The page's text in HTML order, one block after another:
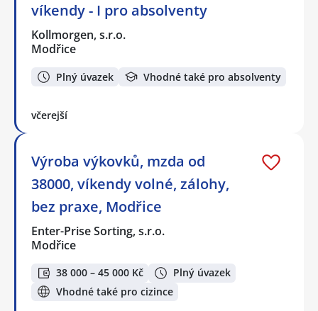
víkendy - I pro absolventy
Kollmorgen, s.r.o.
Modřice
Plný úvazek Vhodné také pro absolventy
včerejší
Výroba výkovků, mzda od
38000, víkendy volné, zálohy,
bez praxe, Modřice
Enter-Prise Sorting, s.r.o.
Modřice
38 000 – 45 000 Kč
Plný úvazek
Vhodné také pro cizince